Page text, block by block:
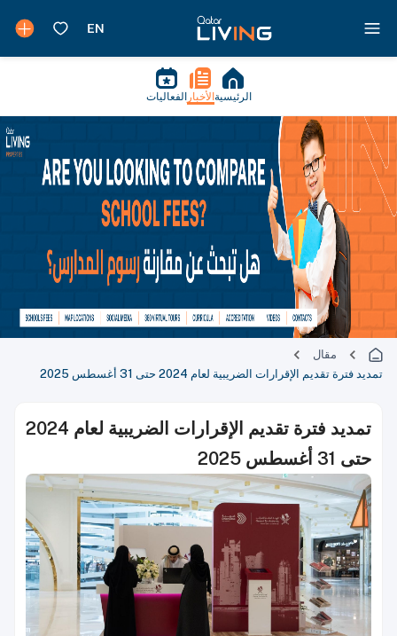
الرئيسية الأخبار الفعاليات
مقال
تمديد فترة تقديم الإقرارات الضريبية لعام 2024 حتى 31 أغسطس 2025
تمديد فترة تقديم الإقرارات الضريبية لعام 2024
حتى 31 أغسطس 2025